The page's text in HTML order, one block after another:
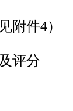
附件4）
评分